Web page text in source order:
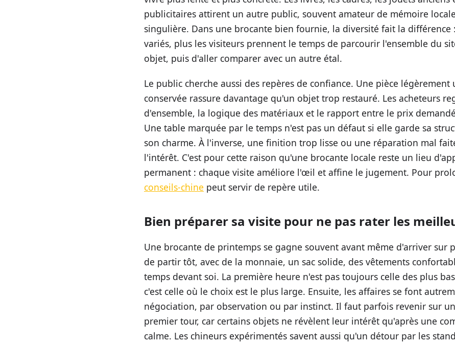
publicitaires attirent un autre public, souvent amateur de mémoire
singulière. Dans une brocante bien fournie, la diversité fait la différence
variés, plus les visiteurs prennent le temps de parcourir l'ensemble du
objet, puis d'aller comparer avec un autre étal.
Le public cherche aussi des repères de confiance. Une pièce légèrement
conservée rassure davantage qu'un objet trop restauré. Les acheteurs
d'ensemble, la logique des matériaux et le rapport entre le prix
Une table marquée par le temps n'est pas un défaut si elle garde sa
son charme. À l'inverse, une finition trop lisse ou une réparation mal
l'intérêt. C'est pour cette raison qu'une brocante locale reste un lieu
permanent : chaque visite améliore l'œil et affine le jugement. Pour
conseils-chine peut servir de repère utile.
Bien préparer sa visite pour ne pas rater les
Une brocante de printemps se gagne souvent avant même d'arriver sur
de partir tôt, avec de la monnaie, un sac solide, des vêtements
temps devant soi. La première heure n'est pas toujours celle des plus
c'est celle où le choix est le plus large. Ensuite, les affaires se font
négociation, par observation ou par instinct. Il faut parfois revenir sur
premier tour, car certains objets ne révèlent leur intérêt qu'après une
calme. Les chineurs expérimentés savent aussi qu'un détour par les